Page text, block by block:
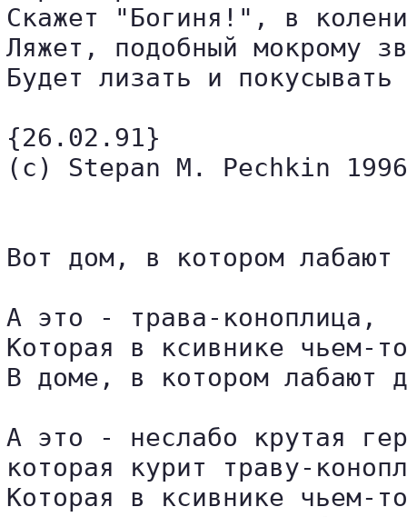
Скажет "Богиня!", в
Ляжет, подобный мокрому
Будет лизать и
{26.02.91}
(c) Stepan M. Pechkin 1996
Вот дом, в котором лабают
А это - трава-коноплица,
Которая в ксивнике чьем-
В доме, в котором лабают
А это - неслабо крутая
которая курит траву-
Которая в ксивнике чьем-